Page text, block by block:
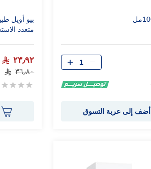
الكمية
أضف إلى عربة التسوق
بيو أويل
متعدد
٢٣٫٩٢
٣٦٫٨٠
Rating: